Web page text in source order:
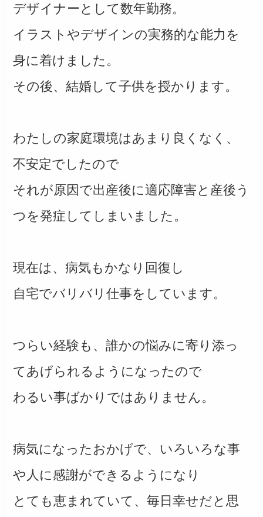
デザイナーとして数年勤務。
イラストやデザインの実務的な能力を
身に着けました。
その後、結婚して子供を授かります。
わたしの家庭環境はあまり良くなく、
不安定でしたので
それが原因で出産後に適応障害と産後う
つを発症してしまいました。
現在は、病気もかなり回復し
自宅でバリバリ仕事をしています。
つらい経験も、誰かの悩みに寄り添っ
てあげられるようになったので
わるい事ばかりではありません。
病気になったおかげで、いろいろな事
や人に感謝ができるようになり
とても恵まれていて、毎日幸せだと思